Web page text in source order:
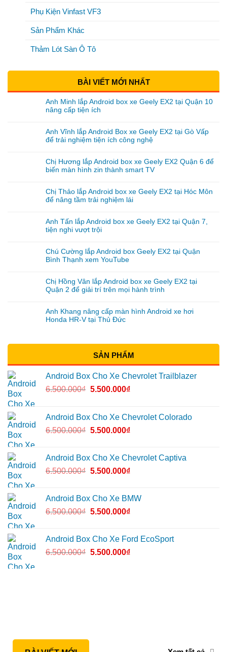
Phụ Kiện Vinfast VF3
Sản Phẩm Khác
Thảm Lót Sàn Ô Tô
BÀI VIẾT MỚI NHẤT
Anh Minh lắp Android box xe Geely EX2 tại Quận 10
nâng cấp tiện ích
Anh Vĩnh lắp Android Box xe Geely EX2 tại Gò Vấp
để trải nghiệm tiện ích công nghệ
Chị Hương lắp Android box xe Geely EX2 Quận 6 để
biến màn hình zin thành smart TV
Chị Thảo lắp Android box xe Geely EX2 tại Hóc Môn
để nâng tầm trải nghiệm lái
Anh Tấn lắp Android box xe Geely EX2 tại Quận 7,
tiện nghi vượt trội
Chú Cường lắp Android box Geely EX2 tại Quận
Bình Thạnh xem YouTube
Chị Hồng Vân lắp Android box xe Geely EX2 tại
Quận 2 để giải trí trên mọi hành trình
Anh Khang nâng cấp màn hình Android xe hơi
Honda HR-V tại Thủ Đức
SẢN PHẨM
Android Box Cho Xe Chevrolet Trailblazer
6.500.000₫ 5.500.000₫
Android Box Cho Xe Chevrolet Colorado
6.500.000₫ 5.500.000₫
Android Box Cho Xe Chevrolet Captiva
6.500.000₫ 5.500.000₫
Android Box Cho Xe BMW
6.500.000₫ 5.500.000₫
Android Box Cho Xe Ford EcoSport
6.500.000₫ 5.500.000₫